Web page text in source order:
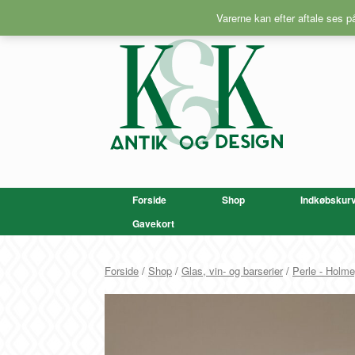
Varerne kan efter aftale ses
indhold
Forside Shop
Gavekort
Forside / Shop / Glas, vin- og barserier/ Perle -